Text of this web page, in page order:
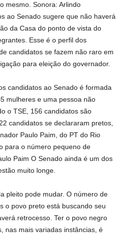
mesmo. Sonora: Arlindo
ao Senado sugere que não haverá
da Casa do ponto de vista do
Esse é o perfil dos
candidatos se fazem não raro em
para eleição do governador.
candidatos ao Senado é formada
mulheres e uma pessoa não
o TSE, 156 candidatos são
candidatos se declararam pretos,
Paulo Paim, do PT do Rio
para o número pequeno de
Paim O Senado ainda é um dos
muito longe.
pleito pode mudar. O número de
o povo preto está buscando seu
retrocesso. Ter o povo negro
nas mais variadas instâncias, é